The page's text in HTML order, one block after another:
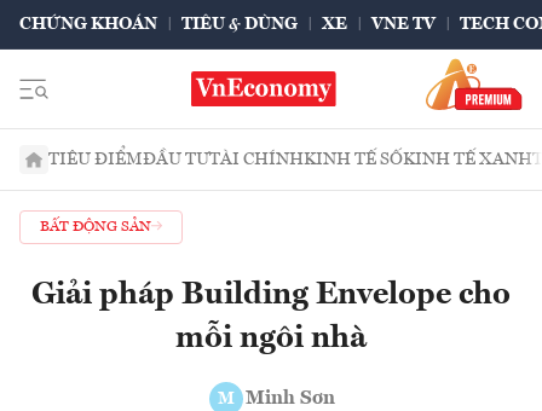
CHỨNG KHOÁN TIÊU & DÙNG XE VNE TV TECH
TIÊU ĐIỂMĐẦU TƯTÀI CHÍNHKINH TẾ SỐKINH TẾ XANH
BẤT ĐỘNG SẢN
Giải pháp Building Envelope cho
mỗi ngôi nhà
M Minh Sơn